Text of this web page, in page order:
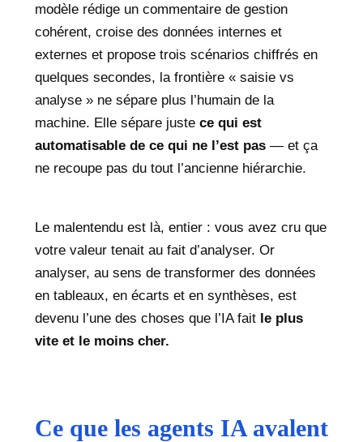
modèle rédige un commentaire de gestion
cohérent, croise des données internes et
externes et propose trois scénarios chiffrés en
quelques secondes, la frontière « saisie vs
analyse » ne sépare plus l’humain de la
machine. Elle sépare juste ce qui est
automatisable de ce qui ne l’est pas— et ça
ne recoupe pas du tout l’ancienne hiérarchie.
Le malentendu est là, entier : vous avez cru que
votre valeur tenait au fait d’analyser. Or
analyser, au sens de transformer des données
en tableaux, en écarts et en synthèses, est
devenu l’une des choses que l’IA fait le plus
vite et le moins cher.
Ce que les agents IA avalent